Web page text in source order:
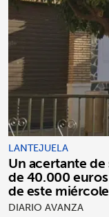
LANTEJUELA
Un acertante
de 40.000
de este
DIARIO AVANZA